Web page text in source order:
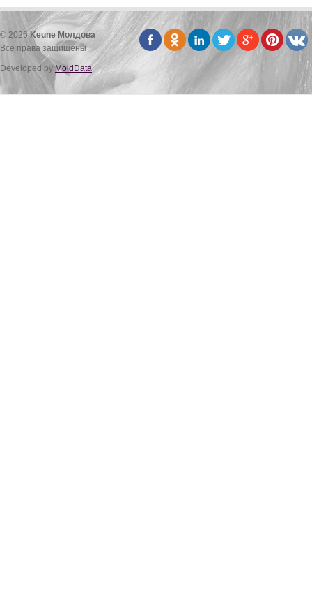
© 2026Keune Молдова
Все права защищены
Developed byMoldData